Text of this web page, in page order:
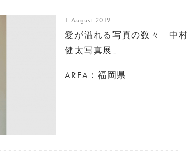
1 August 2019
愛が溢れる写真の数々「中村
健太写真展」
AREA：福岡県